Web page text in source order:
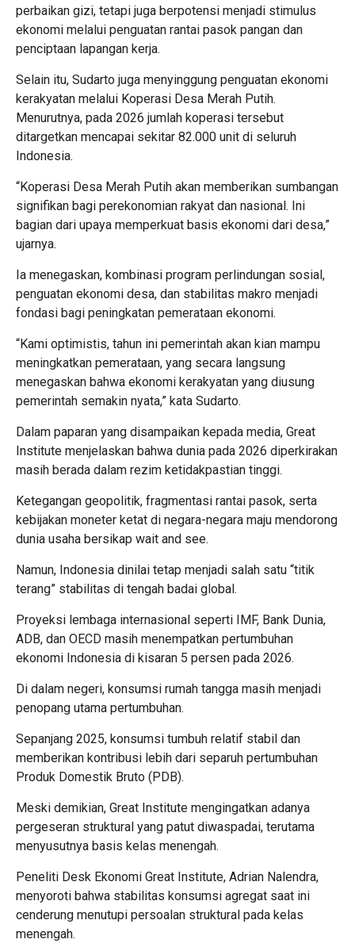
perbaikan gizi, tetapi juga berpotensi menjadi stimulus
ekonomi melalui penguatan rantai pasok pangan dan
penciptaan lapangan kerja.
Selain itu, Sudarto juga menyinggung penguatan ekonomi
kerakyatan melalui Koperasi Desa Merah Putih.
Menurutnya, pada 2026 jumlah koperasi tersebut
ditargetkan mencapai sekitar 82.000 unit di seluruh
Indonesia.
“Koperasi Desa Merah Putih akan memberikan sumbangan
signifikan bagi perekonomian rakyat dan nasional. Ini
bagian dari upaya memperkuat basis ekonomi dari desa,”
ujarnya.
Ia menegaskan, kombinasi program perlindungan sosial,
penguatan ekonomi desa, dan stabilitas makro menjadi
fondasi bagi peningkatan pemerataan ekonomi.
“Kami optimistis, tahun ini pemerintah akan kian mampu
meningkatkan pemerataan, yang secara langsung
menegaskan bahwa ekonomi kerakyatan yang diusung
pemerintah semakin nyata,” kata Sudarto.
Dalam paparan yang disampaikan kepada media, Great
Institute menjelaskan bahwa dunia pada 2026 diperkirakan
masih berada dalam rezim ketidakpastian tinggi.
Ketegangan geopolitik, fragmentasi rantai pasok, serta
kebijakan moneter ketat di negara-negara maju mendorong
dunia usaha bersikap wait and see.
Namun, Indonesia dinilai tetap menjadi salah satu “titik
terang” stabilitas di tengah badai global.
Proyeksi lembaga internasional seperti IMF, Bank Dunia,
ADB, dan OECD masih menempatkan pertumbuhan
ekonomi Indonesia di kisaran 5 persen pada 2026.
Di dalam negeri, konsumsi rumah tangga masih menjadi
penopang utama pertumbuhan.
Sepanjang 2025, konsumsi tumbuh relatif stabil dan
memberikan kontribusi lebih dari separuh pertumbuhan
Produk Domestik Bruto (PDB).
Meski demikian, Great Institute mengingatkan adanya
pergeseran struktural yang patut diwaspadai, terutama
menyusutnya basis kelas menengah.
Peneliti Desk Ekonomi Great Institute, Adrian Nalendra,
menyoroti bahwa stabilitas konsumsi agregat saat ini
cenderung menutupi persoalan struktural pada kelas
menengah.